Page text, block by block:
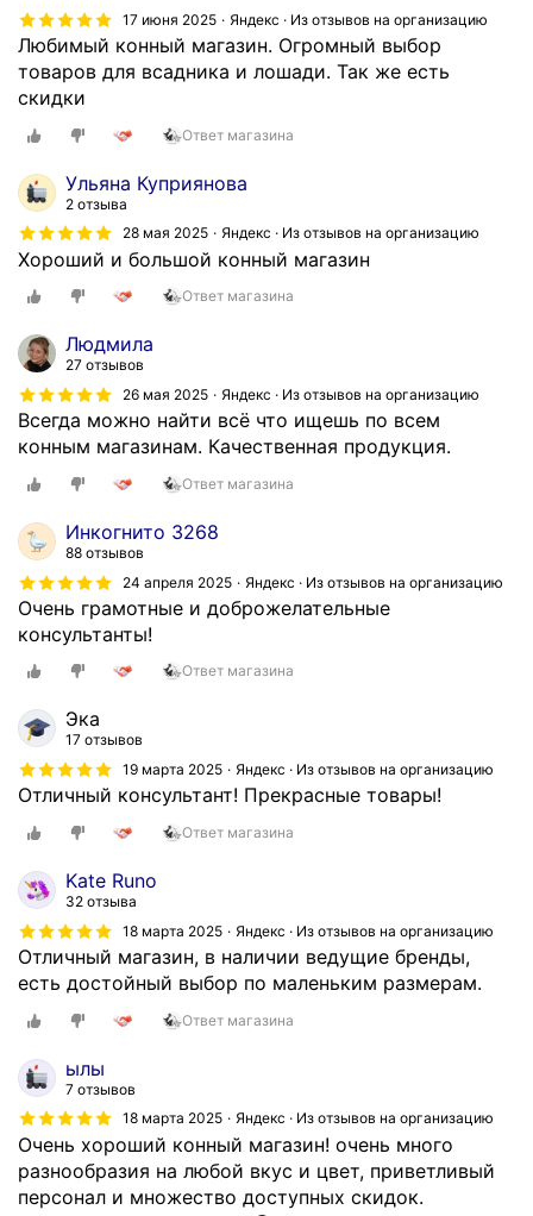
17 июня 2025
Яндекс · Из отзывов на организацию
Любимый конный магазин. Огромный выбор
товаров для всадника и лошади. Так же есть
скидки
Ответ магазина
Ульяна Куприянова
2 отзыва
28 мая 2025
Яндекс · Из отзывов на организацию
Хороший и большой конный магазин
Ответ магазина
Людмила
27 отзывов
26 мая 2025
Яндекс · Из отзывов на организацию
Всегда можно найти всё что ищешь по всем
конным магазинам. Качественная продукция.
Ответ магазина
Инкогнито 3268
88 отзывов
24 апреля 2025
Яндекс · Из отзывов на организацию
Очень грамотные и доброжелательные
консультанты!
Ответ магазина
Эка
17 отзывов
19 марта 2025
Яндекс · Из отзывов на организацию
Отличный консультант! Прекрасные товары!
Ответ магазина
Kate Runo
32 отзыва
18 марта 2025
Яндекс · Из отзывов на организацию
Отличный магазин, в наличии ведущие бренды,
есть достойный выбор по маленьким размерам.
Ответ магазина
ылы
7 отзывов
18 марта 2025
Яндекс · Из отзывов на организацию
Очень хороший конный магазин! очень много
разнообразия на любой вкус и цвет, приветливый
персонал и множество доступных скидок.